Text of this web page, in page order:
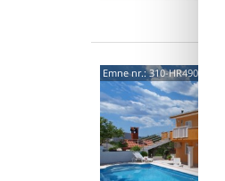
Emne nr.:310-HR4904.100.2